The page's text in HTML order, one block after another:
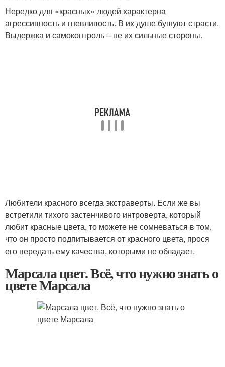
Нередко для «красных» людей характерна
агрессивность и гневливость. В их душе бушуют страсти.
Выдержка и самоконтроль – не их сильные стороны.
Любители красного всегда экстраверты. Если же вы
встретили тихого застенчивого интроверта, который
любит красные цвета, то можете не сомневаться в том,
что он просто подпитывается от красного цвета, прося
его передать ему качества, которыми не обладает.
Марсала цвет. Всё, что нужно знать о
цвете Марсала